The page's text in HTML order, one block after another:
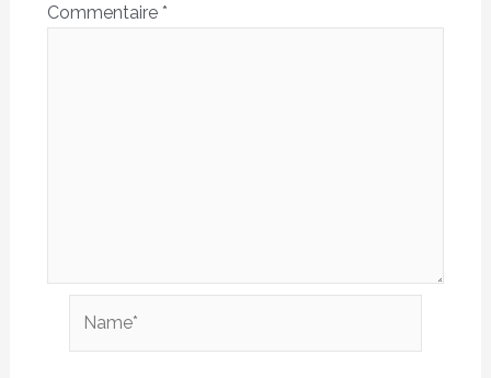
Commentaire *